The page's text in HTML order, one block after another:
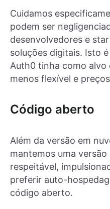
Cuidamos
podem ser
desenvolvedores e
soluções digitais. Isto
Auth0 tinha como alvo
menos flexível e
Código aberto
Além da versão em
mantemos uma
respeitável,
preferir auto-
código aberto.